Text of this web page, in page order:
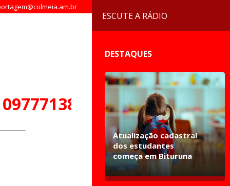
ESCUTE A RÁDIO
DESTAQUES
Atualização cadastral
dos estudantes
começa em Bituruna